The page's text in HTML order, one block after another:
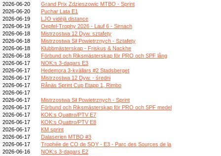
2026-06-20
Grand Prix Zdzieszowic MTBO - Sprint
2026-06-20
Puchar Lata E1
2026-06-19
LJO vidējā distance
2026-06-19
Oepfel-Trophy 2026 - Lauf 6 - Sirnach
2026-06-18
Mistrzostwa 12 Dyw. sztafety
2026-06-18
Mistrzostwa Sił Powietrznych - Sztafety
2026-06-18
Klubbmästerskap - Friskus & Nackhe
2026-06-18
Förbund och Riksmästerskap för PRO och SPF lång
2026-06-17
NOK:s 3-dagars E3
2026-06-17
Hedemora 3-kvällars #2 Stadsberget
2026-06-17
Mistrzostwa 12 Dyw. - średni
2026-06-17
Rånäs Sprint Cup Etapp 1, Rimbo
2026-06-17
2026-06-17
Mistrzostwa Sił Powietrznych - Sprint
2026-06-17
Förbund och Riksmästerskap för PRO och SPF medel
2026-06-17
KOK:s Quattro/PTV E7
2026-06-17
KOK:s Quattro/PTV E8
2026-06-17
KM sprint
2026-06-17
Dalaserien MTBO #3
2026-06-17
Trophée de CO de SQY - E3 - Parc des Sources de la
2026-06-16
NOK:s 3-dagars E2